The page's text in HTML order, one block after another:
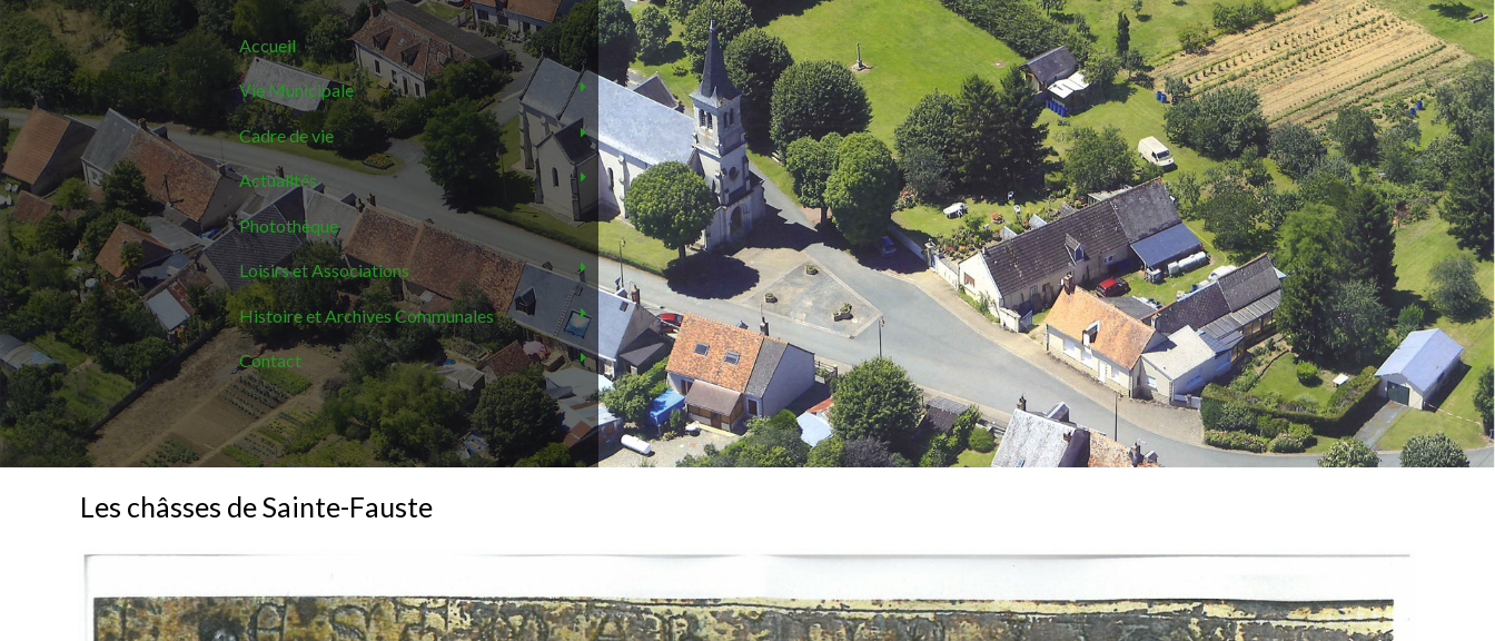
Accueil
Vie Municipale
Cadre de vie
Actualités
Photothèque
Loisirs et Associations
Histoire et Archives Communales
Contact
Les châsses de Sainte-Fauste